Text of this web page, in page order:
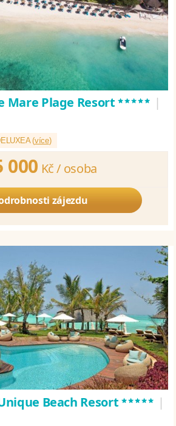
Mare Plage Resort***** |
(více)
000 Kč / osoba
zájezdu
Beach Resort***** |